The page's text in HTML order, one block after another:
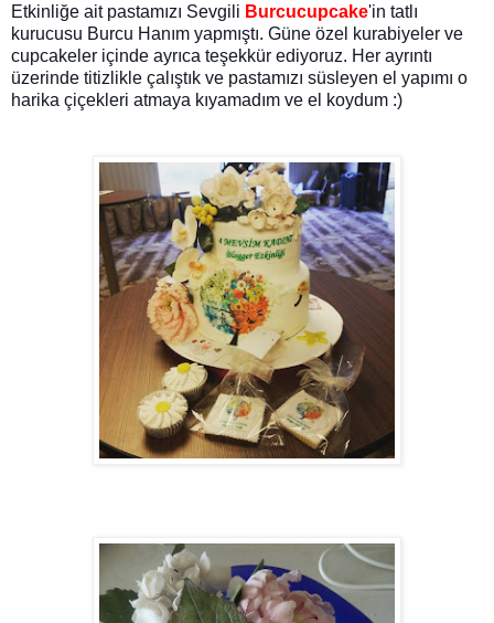
Etkinliğe ait pastamızı Sevgili Burcucupcake'in tatlı
kurucusu Burcu Hanım yapmıştı. Güne özel kurabiyeler ve
cupcakeler içinde ayrıca teşekkür ediyoruz. Her ayrıntı
üzerinde titizlikle çalıştık ve pastamızı süsleyen el yapımı o
harika çiçekleri atmaya kıyamadım ve el koydum :)